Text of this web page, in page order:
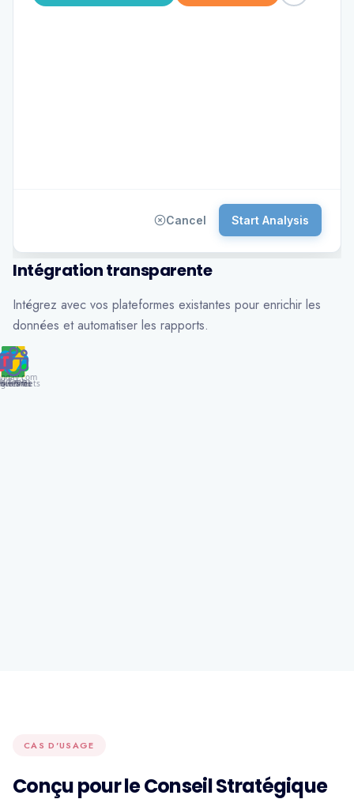
Cancel Start Analysis
Intégration transparente
Intégrez avec vos plateformes existantes pour enrichir les
données et automatiser les rapports.
Tools
BI
Sheets
Teams
CAS D'USAGE
Conçu pour le Conseil Stratégique